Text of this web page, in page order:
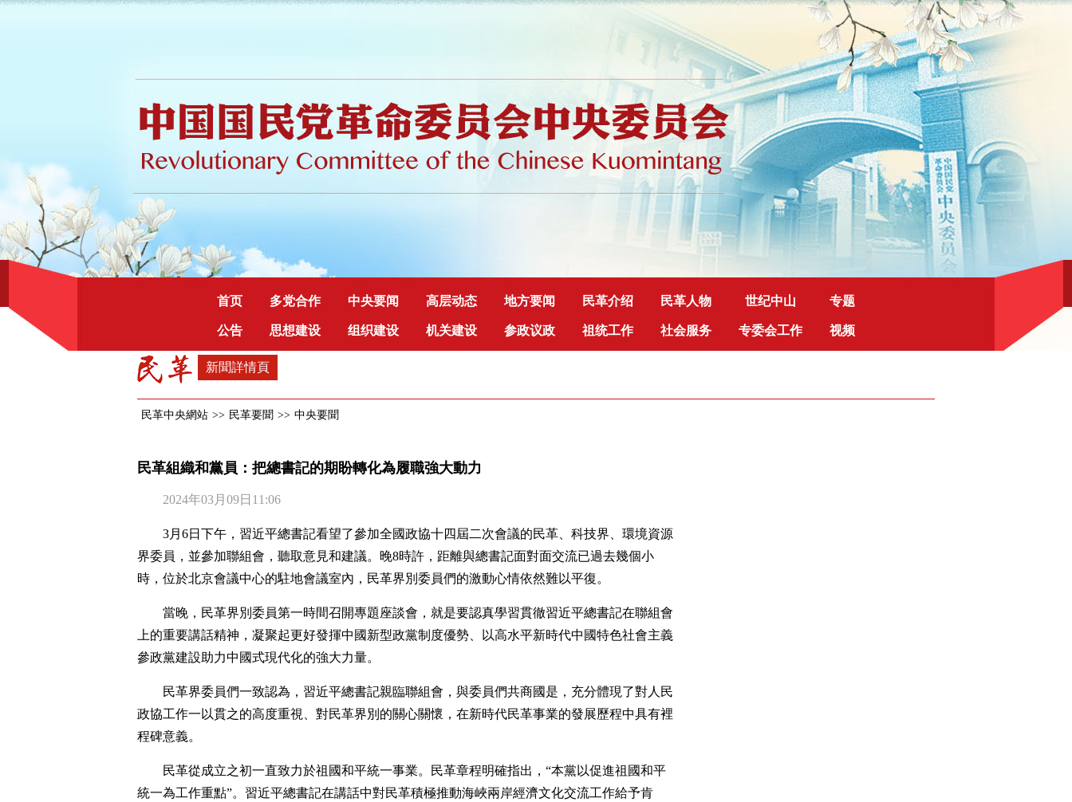
首页 多党合作 中央要闻 高层动态 地方要闻 民革介绍 民革人物 世纪中山 专题
公告 思想建设 组织建设 机关建设 参政议政 祖统工作 社会服务 专委会工作 视频
新聞詳情頁
民革中央網站 >> 民革要聞 >> 中央要聞
民革組織和黨員：把總書記的期盼轉化為履職強大動力
2024年03月09日11:06
3月6日下午，習近平總書記看望了參加全國政協十四屆二次會議的民革、科技界、環境資源
界委員，並參加聯組會，聽取意見和建議。晚8時許，距離與總書記面對面交流已過去幾個小
時，位於北京會議中心的駐地會議室內，民革界別委員們的激動心情依然難以平復。
當晚，民革界別委員第一時間召開專題座談會，就是要認真學習貫徹習近平總書記在聯組會
上的重要講話精神，凝聚起更好發揮中國新型政黨制度優勢、以高水平新時代中國特色社會主義
參政黨建設助力中國式現代化的強大力量。
民革界委員們一致認為，習近平總書記親臨聯組會，與委員們共商國是，充分體現了對人民
政協工作一以貫之的高度重視、對民革界別的關心關懷，在新時代民革事業的發展歷程中具有裡
程碑意義。
民革從成立之初一直致力於祖國和平統一事業。民革章程明確指出，“本黨以促進祖國和平
統一為工作重點”。習近平總書記在講話中對民革積極推動海峽兩岸經濟文化交流工作給予肯